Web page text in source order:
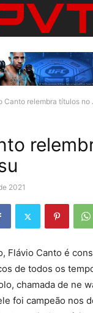
Canto relembra títulos
2021
Flávio Canto é
de todos os
chamada de ne
foi campeão nos